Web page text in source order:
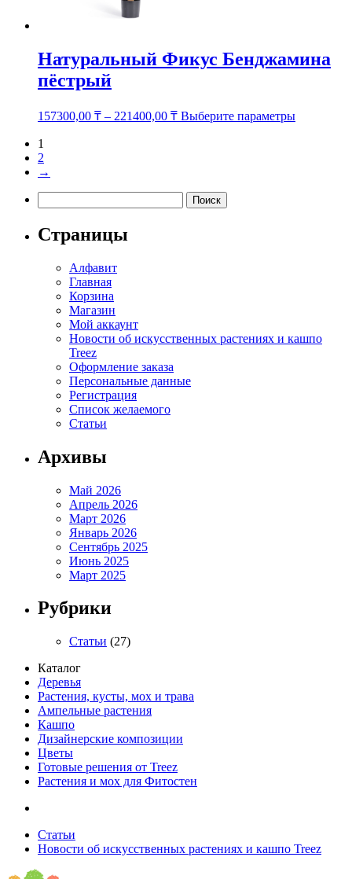
Натуральный Фикус Бенджамина
пёстрый
157300,00 ₸ – 221400,00 ₸ Выберите параметры
1
2
→
Страницы
Алфавит
Главная
Корзина
Магазин
Мой аккаунт
Новости об искусственных растениях и кашпо
Treez
Оформление заказа
Персональные данные
Регистрация
Список желаемого
Статьи
Архивы
Май 2026
Апрель 2026
Март 2026
Январь 2026
Сентябрь 2025
Июнь 2025
Март 2025
Рубрики
Статьи (27)
Каталог
Деревья
Растения, кусты, мох и трава
Ампельные растения
Кашпо
Дизайнерские композиции
Цветы
Готовые решения от Treez
Растения и мох для Фитостен
Статьи
Новости об искусственных растениях и кашпо Treez